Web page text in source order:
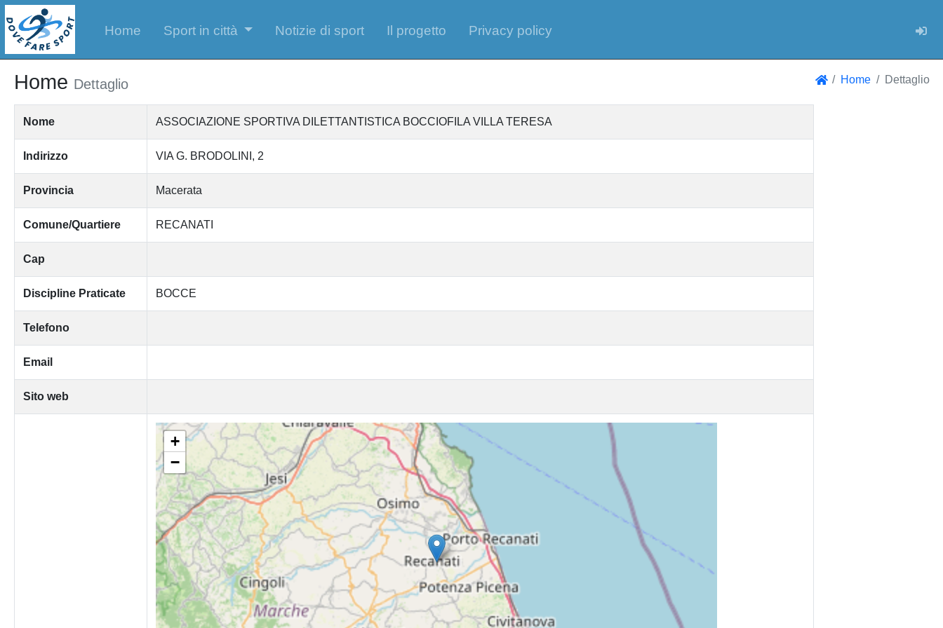
Home Sport in città Notizie di sport Il progetto Privacy policy
Home Dettaglio Home Dettaglio
Nome ASSOCIAZIONE SPORTIVA DILETTANTISTICA BOCCIOFILA VILLA TERESA
Indirizzo VIA G. BRODOLINI, 2
Provincia Macerata
Comune/Quartiere RECANATI
Cap
Discipline Praticate BOCCE
Telefono
Email
Sito web
+
−